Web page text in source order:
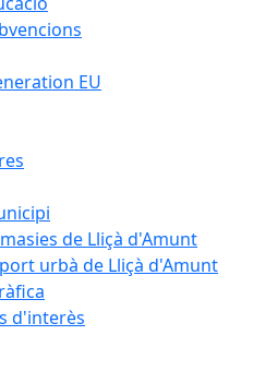
EU
de Lliçà d'Amunt
urbà de Lliçà d'Amunt
d'interès